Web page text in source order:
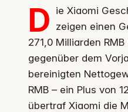
D ie Xiaomi
zeigen einen
271,0 Milliarden
gegenüber dem
bereinigten
RMB – ein Plus von
übertraf Xiaomi die